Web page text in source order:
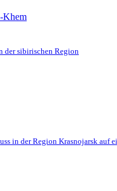
Khem
der sibirischen Region
in der Region Krasnojarsk auf